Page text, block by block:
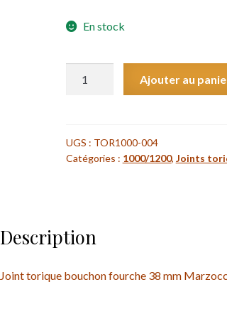
En stock
bouchon
fourche
/
Marzocchi
cap
Ajouter au
UGS : TOR1000-004
Catégories : 1000/1200, Joints
Description
Joint torique bouchon fourche 38 mm